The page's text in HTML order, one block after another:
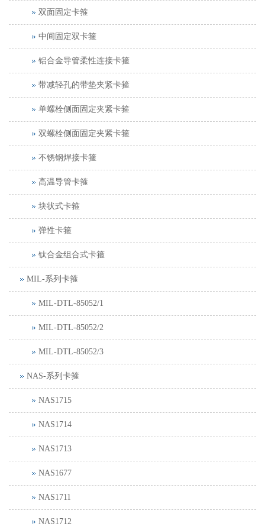
双面固定卡箍
中间固定双卡箍
铝合金导管柔性连接卡箍
带减轻孔的带垫夹紧卡箍
单螺栓侧面固定夹紧卡箍
双螺栓侧面固定夹紧卡箍
不锈钢焊接卡箍
高温导管卡箍
块状式卡箍
弹性卡箍
钛合金组合式卡箍
MIL-系列卡箍
MIL-DTL-85052/1
MIL-DTL-85052/2
MIL-DTL-85052/3
NAS-系列卡箍
NAS1715
NAS1714
NAS1713
NAS1677
NAS1711
NAS1712